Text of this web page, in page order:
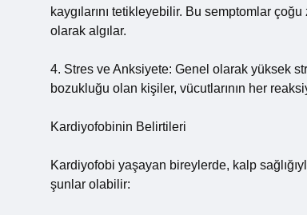
kaygılarını tetikleyebilir. Bu semptomlar
olarak algılar.
4. Stres ve Anksiyete: Genel olarak yüksek
bozukluğu olan kişiler, vücutlarının her
Kardiyofobinin Belirtileri
Kardiyofobi yaşayan bireylerde, kalp
şunlar olabilir: